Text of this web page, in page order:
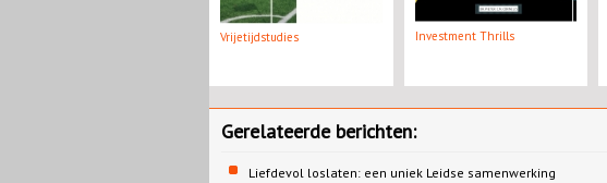
Vrijetijdstudies Investment Thrills
Gerelateerde berichten:
Liefdevol loslaten: een uniek Leidse samenwerking